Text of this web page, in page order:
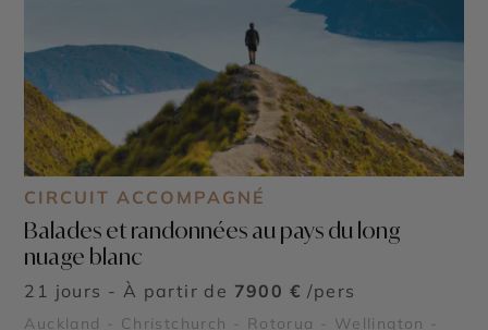
CIRCUIT ACCOMPAGNÉ
Balades et randonnées au pays du long
nuage blanc
21 jours - À partir de 7900 € /pers
Auckland - Christchurch - Rotorua - Wellington -